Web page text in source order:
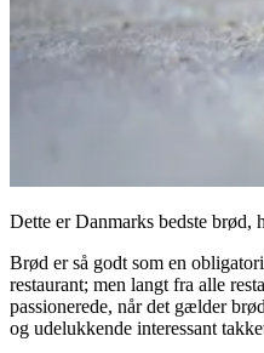
Dette er Danmarks bedste brød,
Brød er så godt som en
restaurant; men langt fra alle
passionerede, når det gælder
og udelukkende interessant